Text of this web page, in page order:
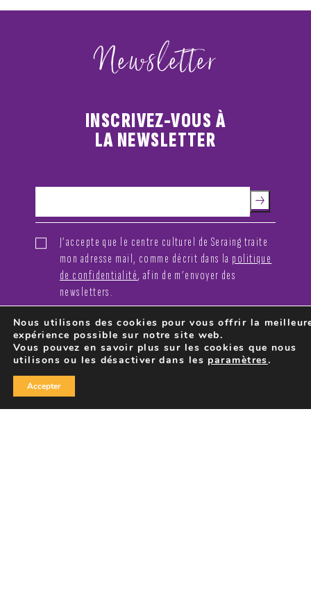
Newsletter
INSCRIVEZ-VOUS À
LA NEWSLETTER
J’accepte que le centre culturel de Seraing traite
mon adresse mail, comme décrit dans la politique
de confidentialité, afin de m’envoyer des
newsletters.
Nous utilisons des cookies pour vous offrir la
expérience possible sur notre site web.
Vous pouvez en savoir plus sur les cookies que nous
utilisons ou les désactiver dans les paramètres.
Accepter